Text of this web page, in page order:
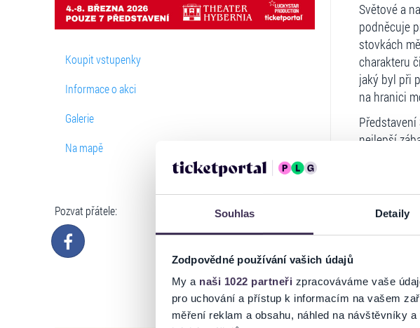
Souhlas Detaily
Zodpovědné používání vašich údajů
My a naši 1022 partneři zpracováváme vaše
pro uchování a přístup k informacím na vašem
měření reklam a obsahu, náhled na návštěvníky
Koupit vstupenky
Informace o akci
Galerie
Na mapě
Pozvat přátele:
Světové a
podněcuje
stovkách
charakteru
jaký byl při
na hranici
Představení
nejlepší
u diváků
nechat
blaženosti”
Slava
„Sněhová
bláznivé,
a naprosto